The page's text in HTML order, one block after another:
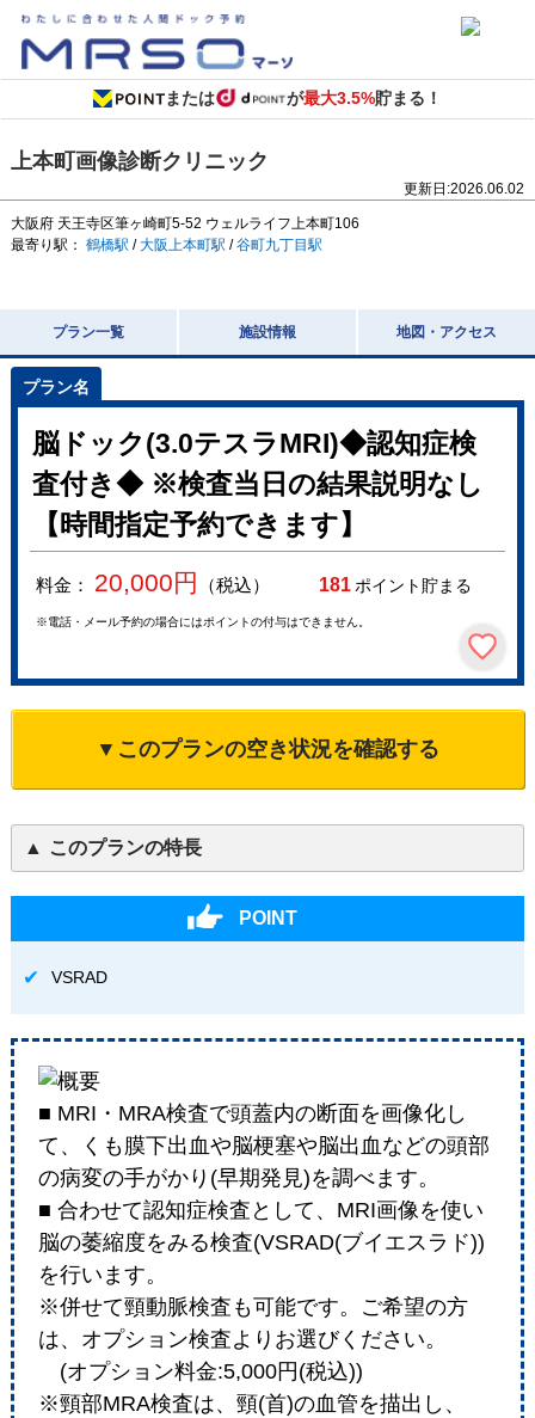
または が最大3.5%貯まる！
上本町画像診断クリニック
更新日:2026.06.02
大阪府 天王寺区筆ヶ崎町5-52 ウェルライフ上本町106
最寄り駅： 鶴橋駅 /大阪上本町駅 /谷町九丁目駅
プラン一覧 施設情報 地図・アクセス
脳ドック(3.0テスラMRI)◆認知症検
査付き◆ ※検査当日の結果説明なし
【時間指定予約できます】
料金： 20,000円 （税込） 181ポイント貯まる
※電話・メール予約の場合にはポイントの付与はできません。
▼このプランの空き状況を確認する
このプランの特長
POINT
VSRAD
■ MRI・MRA検査で頭蓋内の断面を画像化し
て、くも膜下出血や脳梗塞や脳出血などの頭部
の病変の手がかり(早期発見)を調べます。
■ 合わせて認知症検査として、MRI画像を使い
脳の萎縮度をみる検査(VSRAD(ブイエスラド))
を行います。
※併せて頸動脈検査も可能です。ご希望の方
は、オプション検査よりお選びください。
(オプション料金:5,000円(税込))
※頸部MRA検査は、頸(首)の血管を描出し、